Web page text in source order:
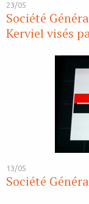
23/05
Société
Kerviel visés
13/05
Société